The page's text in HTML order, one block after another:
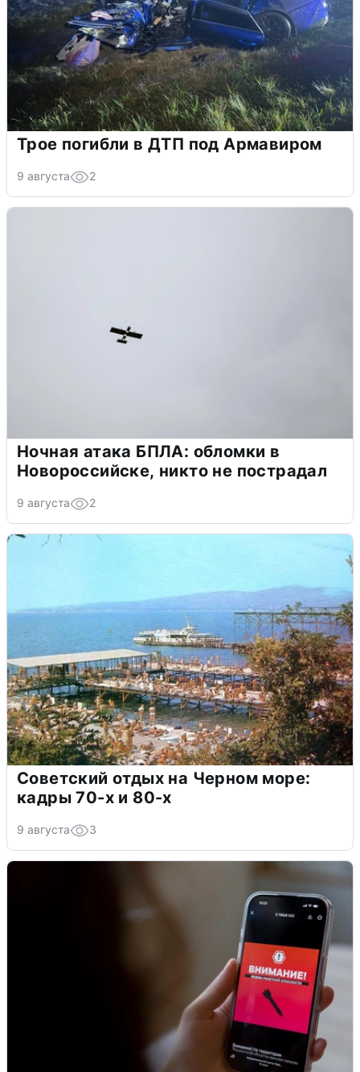
Трое погибли в ДТП под Армавиром
9 августа 2
Ночная атака БПЛА: обломки в
Новороссийске, никто не пострадал
9 августа 2
Советский отдых на Черном море:
кадры 70-х и 80-х
9 августа 3